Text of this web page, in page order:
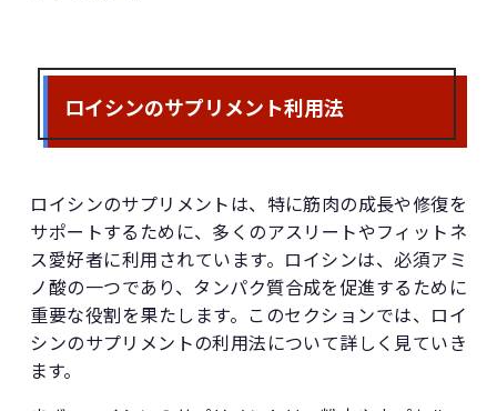
ロイシンのサプリメント利用法
ロイシンのサプリメントは、特に筋肉の成長や修復を
サポートするために、多くのアスリートやフィットネ
ス愛好者に利用されています。ロイシンは、必須アミ
ノ酸の一つであり、タンパク質合成を促進するために
重要な役割を果たします。このセクションでは、ロイ
シンのサプリメントの利用法について詳しく見ていき
ます。